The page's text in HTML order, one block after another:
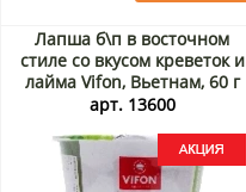
Лапша б\п в восточном
стиле со вкусом креветок и
лайма Vifon, Вьетнам, 60 г
Акция
арт. 13600